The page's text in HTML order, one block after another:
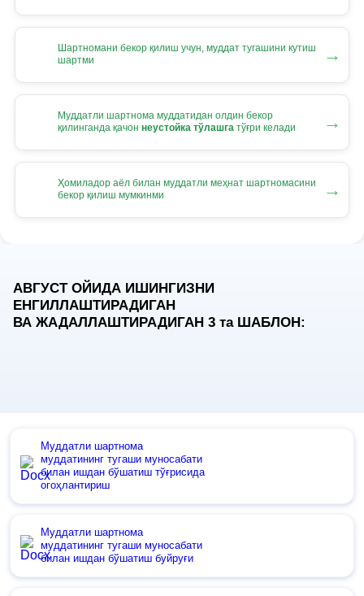
Шартномани бекор қилиш учун, муддат тугашини кутиш
шартми
→
Муддатли шартнома муддатидан олдин бекор
қилинганда қачон неустойка тўлашга тўғри келади →
Ҳомиладор аёл билан муддатли меҳнат шартномасини
бекор қилиш мумкинми
→
АВГУСТ ОЙИДА ИШИНГИЗНИ
ЕНГИЛЛАШТИРАДИГАН
ВА ЖАДАЛЛАШТИРАДИГАН 3 таШАБЛОН:
Муддатли шартнома
муддатининг тугаши муносабати
билан ишдан бўшатиш тўғрисида
огоҳлантириш
Муддатли шартнома
муддатининг тугаши муносабати
билан ишдан бўшатиш буйруғи